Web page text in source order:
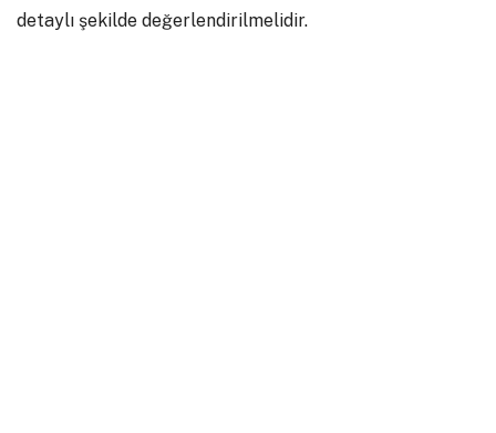
detaylı şekilde değerlendirilmelidir.